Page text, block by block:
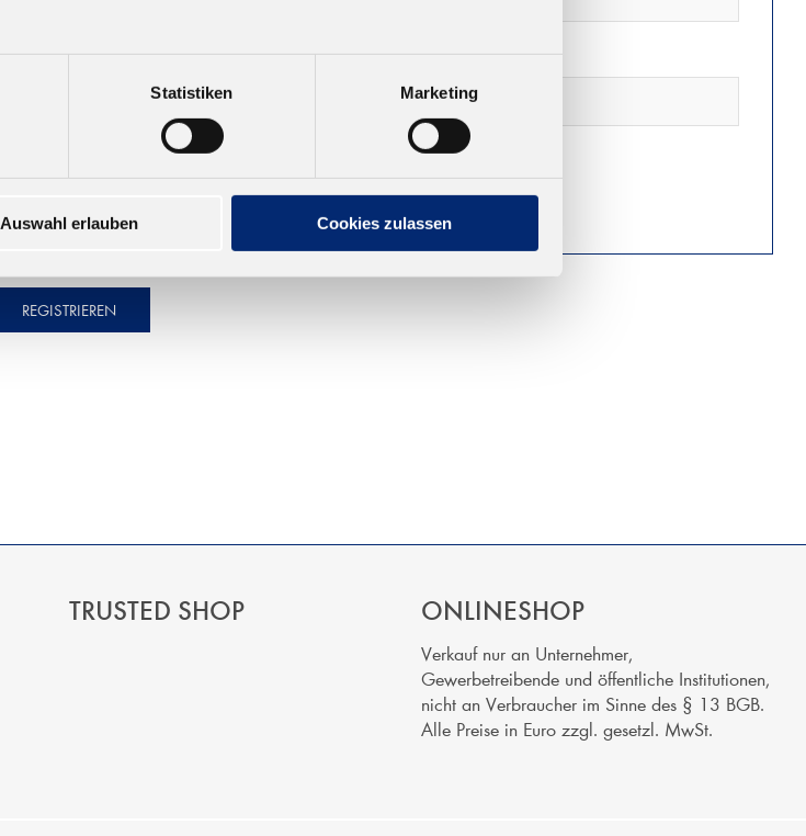
Statistiken Marketing
Auswahl erlauben Cookies zulassen
REGISTRIEREN
TRUSTED SHOP ONLINESHOP
Verkauf nur an Unternehmer,
Gewerbetreibende und öffentliche Institutionen,
nicht an Verbraucher im Sinne des § 13 BGB.
Alle Preise in Euro zzgl. gesetzl. MwSt.